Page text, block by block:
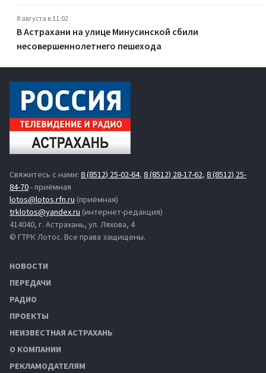
8 августа в 11:02
В Астрахани на улице Минусинской сбили
несовершеннолетнего пешехода
Свяжитесь с нами: 8 (8512) 25-02-64, 8 (8512) 28-17-62, 8 (8512) 25-
84-70- приёмная
lotos@lotos.rfn.ru (приёмная)
trklotos@yandex.ru (интернет-редакция)
414040, г. Астрахань, ул. Ляхова, 4
© ГТРК Лотос. Все права защищены.
НОВОСТИ
ПЕРЕДАЧИ
РАДИО
ПРОЕКТЫ
НЕИЗВЕСТНАЯ АСТРАХАНЬ
О КОМПАНИИ
РЕКЛАМОДАТЕЛЯМ